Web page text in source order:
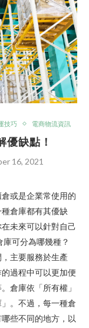
技巧 電商物流資訊
優缺點！
16, 2021
或是企業常使用的
倉庫都有其優缺
未來可以針對自己
可分為哪幾種？
主要服務於生產
過程中可以更加便
倉庫依「所有權」
。不過，每一種倉
些不同的地方，以